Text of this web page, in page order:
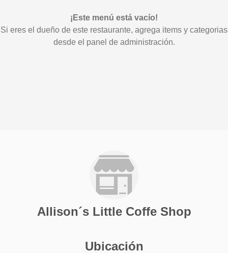
¡Este menú está vacío!
Si eres el dueño de este restaurante, agrega items y categorias
desde el panel de administración.
Allison´s Little Coffe Shop
Ubicación